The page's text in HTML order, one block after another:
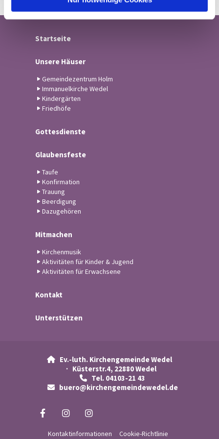
Startseite
Unsere Häuser
Gemeindezentrum Holm
Immanuelkirche Wedel
Kindergärten
Friedhöfe
Gottesdienste
Glaubensfeste
Taufe
Konfirmation
Trauung
Beerdigung
Dazugehören
Mitmachen
Kirchenmusik
Aktivitäten für Kinder & Jugend
Aktivitäten für Erwachsene
Kontakt
Unterstützen

Ev.-luth. Kirchengemeinde Wedel
· Küsterstr.4, 22880 Wedel
 Tel. 04103-21 43
buero@kirchengemeindewedel.de
Kontaktinformationen Cookie-Richtlinie